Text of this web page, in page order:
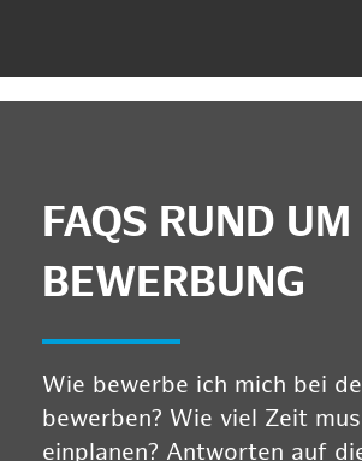
FAQS RUND
BEWERBUNG
Wie bewerbe ich mich bei
bewerben? Wie viel Zeit
einplanen? Antworten auf